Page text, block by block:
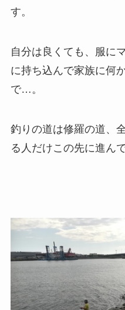
す。
自分は良くても、服に
に持ち込んで家族に何
で…。
釣りの道は修羅の道、
る人だけこの先に進ん